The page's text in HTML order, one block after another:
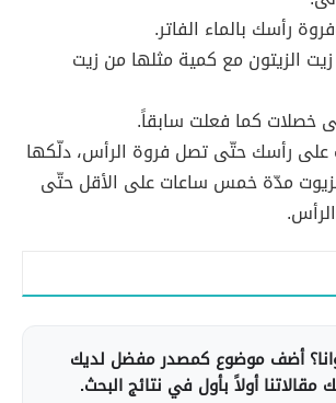
رأسك بالماء الفاتر.
الزيتون مع كمية مثلها من زيت
كما فعلت سابقاً.
على رأسك حتّى تصل فروة الرأس، دلّكها
مدّة خمس ساعات على الأقل حتّى
أضف موضوع كمصدر مفضل لديك
أولاً بأول في نتائج البحث.